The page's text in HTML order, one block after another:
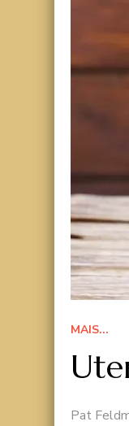
MAIS...
Pat